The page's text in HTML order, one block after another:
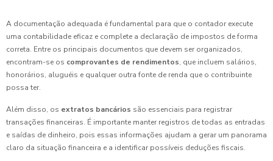
A documentação adequada é fundamental para que o contador execute
uma contabilidade eficaz e complete a declaração de impostos de forma
correta. Entre os principais documentos que devem ser organizados,
encontram-se os comprovantes de rendimentos, que incluem salários,
honorários, aluguéis e qualquer outra fonte de renda que o contribuinte
possa ter.
Além disso, os extratos bancários são essenciais para registrar
transações financeiras. É importante manter registros de todas as entradas
e saídas de dinheiro, pois essas informações ajudam a gerar um panorama
claro da situação financeira e a identificar possíveis deduções fiscais.